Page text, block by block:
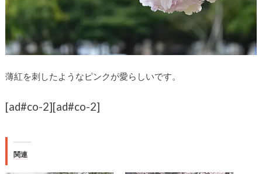
薄紅を刺したようなピンクが愛らしいです。
[ad#co-2][ad#co-2]
関連